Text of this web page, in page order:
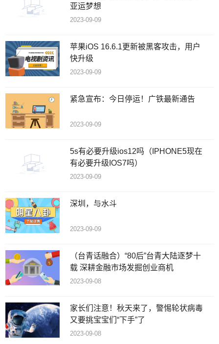
亚运梦想
2023-09-09
苹果iOS 16.6.1更新被黑客攻击，用户
快升级
2023-09-09
紧急宣布：今日停运！广铁最新通告
2023-09-09
5s有必要升级ios12吗（IPHONE5现在
有必要升级IOS7吗）
2023-09-09
深圳，与水斗
2023-09-09
（台青话融合）“80后”台青大陆逐梦十
载 深耕金融市场发掘创业商机
2023-09-08
家长们注意！秋天来了，警惕轮状病毒
又要挑宝宝们“下手”了
2023-09-08